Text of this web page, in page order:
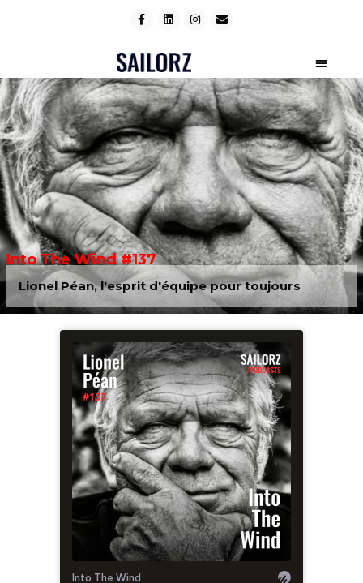
Into The Wind #137
Lionel Péan, l'esprit d'équipe pour toujours